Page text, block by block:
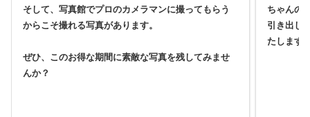
そして、写真館でプロのカメラマンに撮ってもらう
からこそ撮れる写真があります。
ぜひ、このお得な期間に素敵な写真を残してみませ
んか？
ちゃんの
引き出し
たします